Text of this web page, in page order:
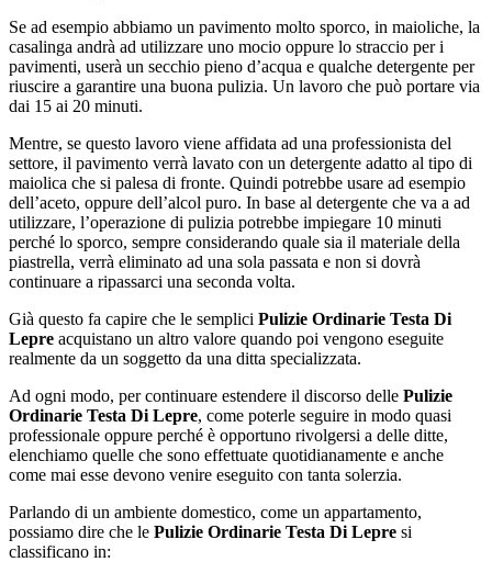
Se ad esempio abbiamo un pavimento molto sporco, in maioliche, la
casalinga andrà ad utilizzare uno mocio oppure lo straccio per i
pavimenti, userà un secchio pieno d’acqua e qualche detergente per
riuscire a garantire una buona pulizia. Un lavoro che può portare via
dai 15 ai 20 minuti.
Mentre, se questo lavoro viene affidata ad una professionista del
settore, il pavimento verrà lavato con un detergente adatto al tipo di
maiolica che si palesa di fronte. Quindi potrebbe usare ad esempio
dell’aceto, oppure dell’alcol puro. In base al detergente che va a ad
utilizzare, l’operazione di pulizia potrebbe impiegare 10 minuti
perché lo sporco, sempre considerando quale sia il materiale della
piastrella, verrà eliminato ad una sola passata e non si dovrà
continuare a ripassarci una seconda volta.
Già questo fa capire che le semplici Pulizie Ordinarie Testa Di
Lepre acquistano un altro valore quando poi vengono eseguite
realmente da un soggetto da una ditta specializzata.
Ad ogni modo, per continuare estendere il discorso delle Pulizie
Ordinarie Testa Di Lepre, come poterle seguire in modo quasi
professionale oppure perché è opportuno rivolgersi a delle ditte,
elenchiamo quelle che sono effettuate quotidianamente e anche
come mai esse devono venire eseguito con tanta solerzia.
Parlando di un ambiente domestico, come un appartamento,
possiamo dire che le Pulizie Ordinarie Testa Di Lepre si
classificano in: